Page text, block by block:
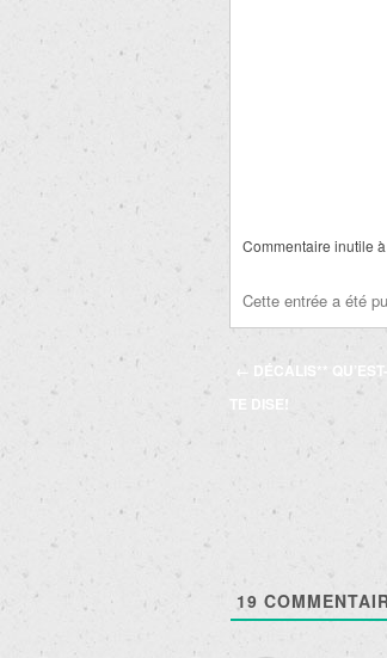
Commentaire inutile
Cette entrée a été
Navigation
des
← DÉCALIS**
TE DISE!
19